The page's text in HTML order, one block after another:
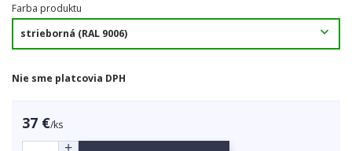
Farba produktu
Nie sme platcovia DPH
37 €/ks